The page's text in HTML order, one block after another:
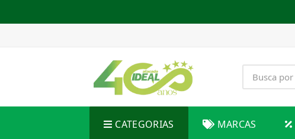
CATEGORIAS MARCAS